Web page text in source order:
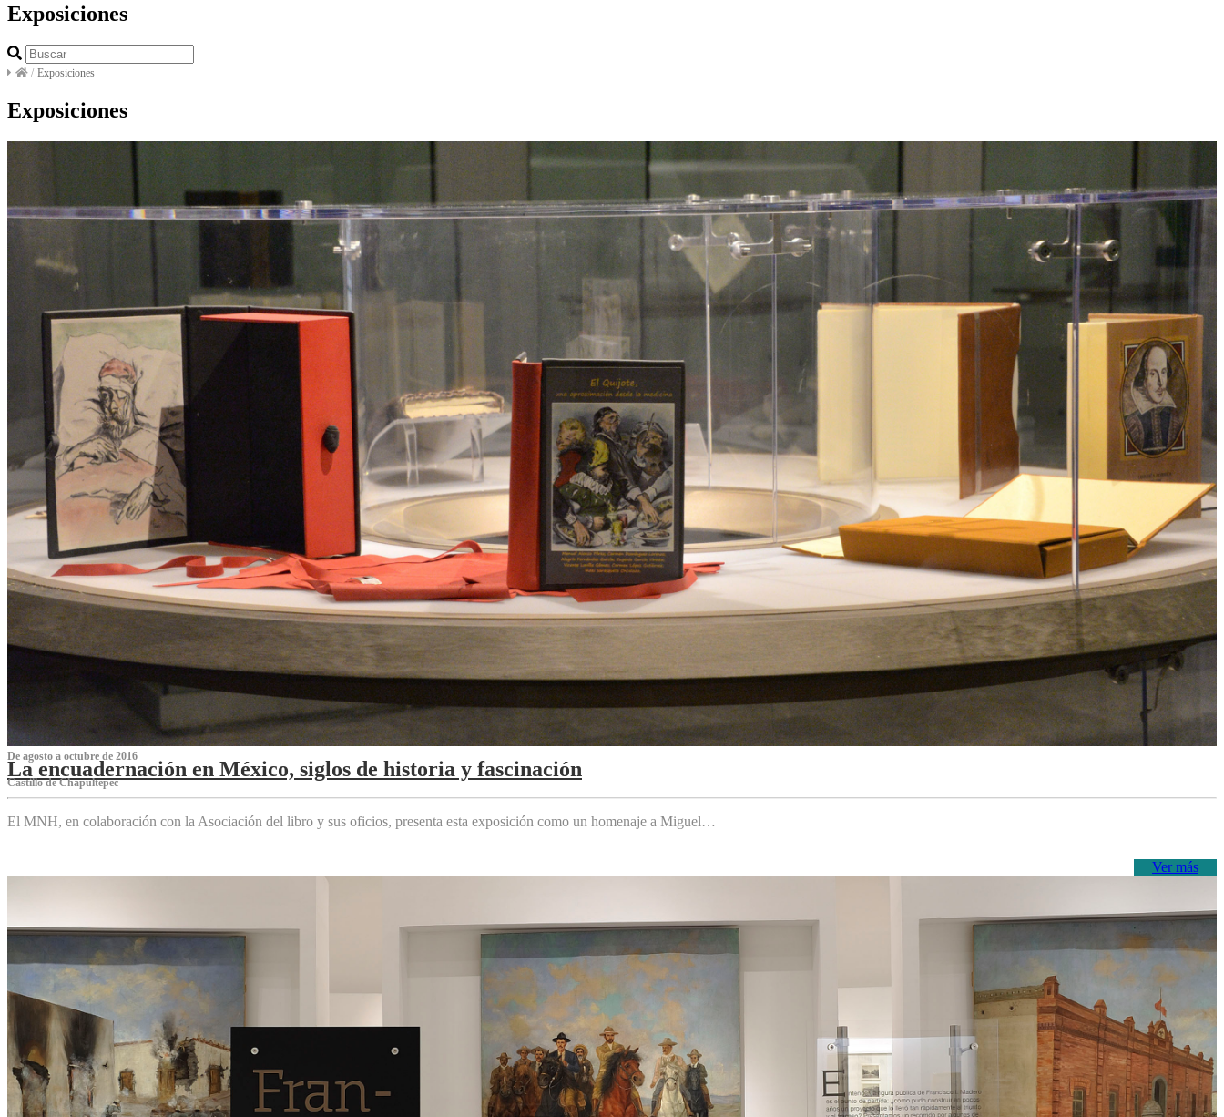
Exposiciones
/ Exposiciones
Exposiciones
De agosto a octubre de 2016
La encuadernación en México, siglos de historia y fascinación
Castillo de Chapultepec
El MNH, en colaboración con la Asociación del libro y sus oficios, presenta esta exposición como un homenaje a Miguel…
Ver más